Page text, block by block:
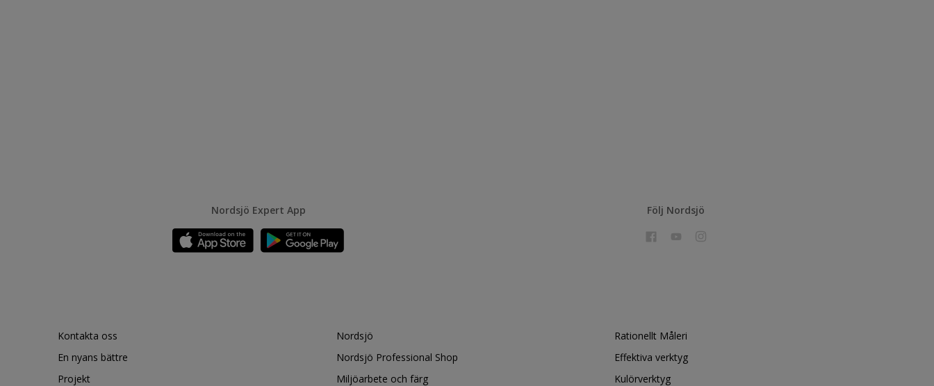
Nordsjö Expert App Följ Nordsjö
Kontakta oss
En nyans bättre
Projekt
Nordsjö
Nordsjö Professional Shop
Miljöarbete och färg
Rationellt Måleri
Effektiva verktyg
Kulörverktyg